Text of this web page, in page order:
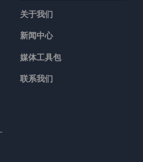
关于我们
新闻中心
媒体工具包
联系我们